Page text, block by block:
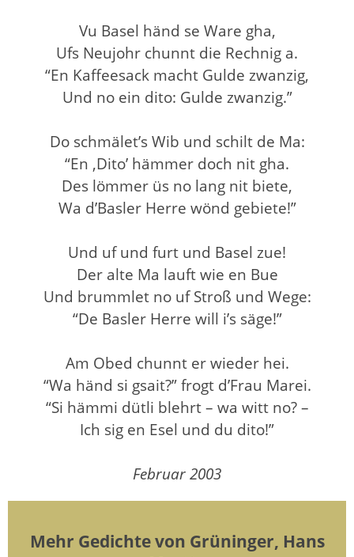
Vu Basel händ se Ware gha,
Ufs Neujohr chunnt die Rechnig a.
“En Kaffeesack macht Gulde zwanzig,
Und no ein dito: Gulde zwanzig.”
Do schmälet’s Wib und schilt de Ma:
“En ‚Dito’ hämmer doch nit gha.
Des lömmer üs no lang nit biete,
Wa d’Basler Herre wönd gebiete!”
Und uf und furt und Basel zue!
Der alte Ma lauft wie en Bue
Und brummlet no uf Stroß und Wege:
“De Basler Herre will i’s säge!”
Am Obed chunnt er wieder hei.
“Wa händ si gsait?” frogt d’Frau Marei.
“Si hämmi dütli blehrt – wa witt no? –
Ich sig en Esel und du dito!”
Februar 2003
Mehr Gedichte von Grüninger, Hans